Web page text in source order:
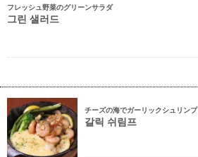
フレッシュ野菜のグリーンサラダ
그린 샐러드
チーズの海でガーリックシュリンプ
갈릭 쉬림프